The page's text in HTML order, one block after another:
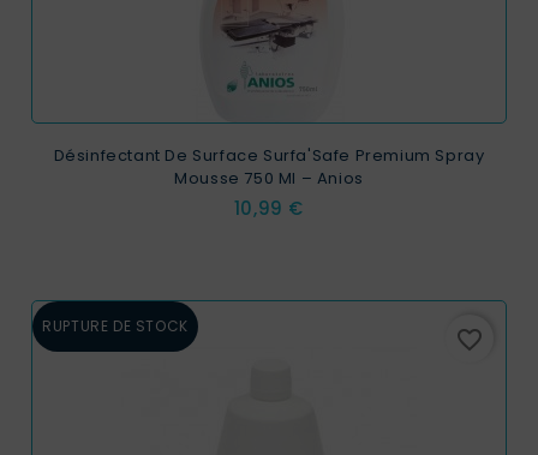
Désinfectant De Surface Surfa'Safe Premium Spray
Mousse 750 Ml – Anios
Prix
10,99 €
RUPTURE DE STOCK favorite_border